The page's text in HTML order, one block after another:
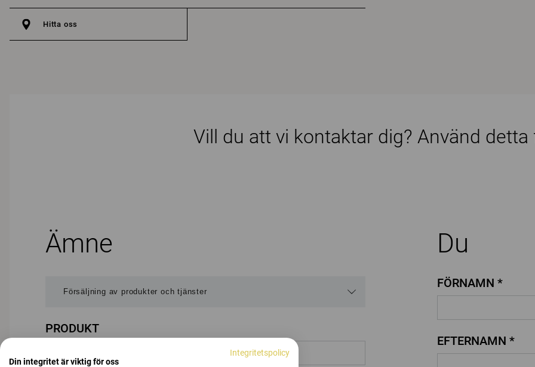
Hitta oss
Vill du att vi kontaktar dig? Använd detta
Ämne
PRODUKT
Du
FÖRNAMN *
EFTERNAMN *
Integritetspolicy
Din integritet är viktig för oss